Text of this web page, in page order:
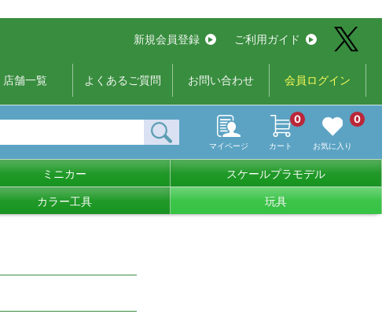
新規会員登録 ご利用ガイド
店舗一覧 よくあるご質問 お問い合わせ 会員ログイン
マイページ カート
0
お気に入り
0
ミニカー スケールプラモデル
カラー工具 玩具